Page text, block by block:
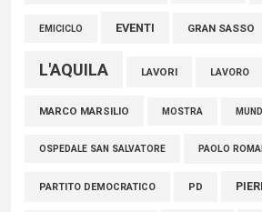
EMICICLO EVENTI GRAN SASSO
L'AQUILA LAVORI LAVORO
MARCO MARSILIO MOSTRA
OSPEDALE SAN SALVATORE PAOLO
PARTITO DEMOCRATICO PD